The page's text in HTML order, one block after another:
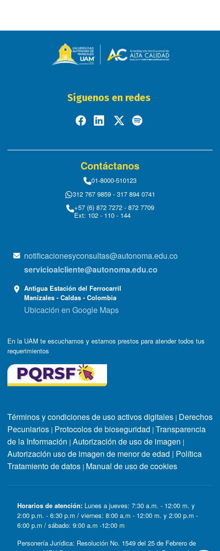
Síguenos en redes
Contáctanos
01-8000-510123
312 767 9859 - 317 894 0741
+57 (6) 872 7272 - 872 7709
Ext: 102 - 110 - 144
notificacionesyconsultas@autonoma.edu.co
servicioalcliente@autonoma.edu.co
Antigua Estación del Ferrocarril
Manizales - Caldas - Colombia
Ubicación en Google Maps
En la UAM te escuchamos y estamos prestos para atender todos tus
requerimientos
Términos y condiciones de uso activos digitales | Derechos
Pecuniarios | Protocolos de bioseguridad | Transparencia
de la Información | Autorización de uso de imagen |
Autorización uso de imagen de menor de edad | Política
Tratamiento de datos | Manual de uso de cookies
Horarios de atención: Lunes a jueves: 7:30 a.m. - 12:00 m. y
2:00 p.m. - 6:30 p.m / viernes: 8:00 a.m - 12:00 m. y 2:00 p.m -
6:00 p.m / sábado: 9:00 a.m -12:00 m
Personería Jurídica: Resolución No. 1549 del 25 de Febrero de